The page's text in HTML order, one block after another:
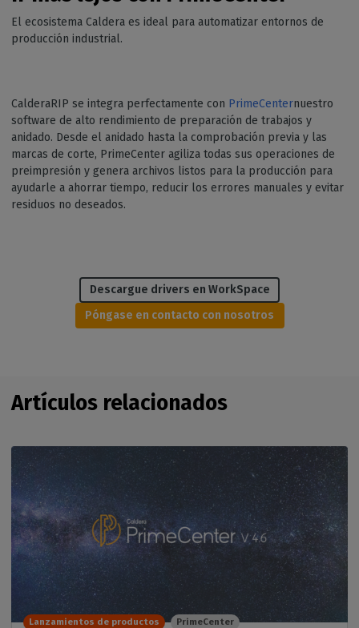
El ecosistema Caldera es ideal para automatizar entornos de
producción industrial.
CalderaRIP se integra perfectamente con PrimeCenternuestro
software de alto rendimiento de preparación de trabajos y
anidado. Desde el anidado hasta la comprobación previa y las
marcas de corte, PrimeCenter agiliza todas sus operaciones de
preimpresión y genera archivos listos para la producción para
ayudarle a ahorrar tiempo, reducir los errores manuales y evitar
residuos no deseados.
Descargue drivers en WorkSpace
Póngase en contacto con nosotros
Artículos relacionados
Lanzamientos de productos PrimeCenter